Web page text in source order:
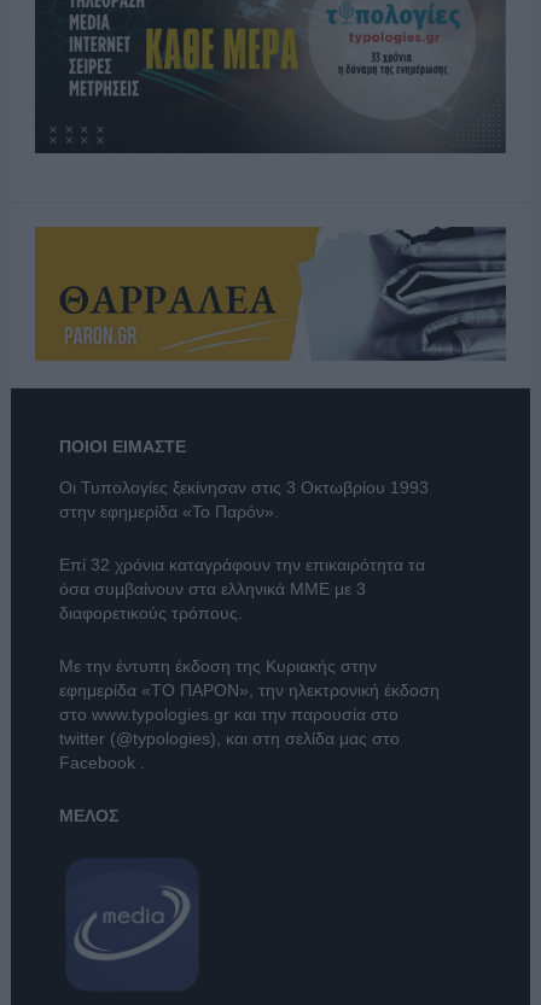
ΠΟΙΟΙ ΕΙΜΑΣΤΕ
Οι Τυπολογίες ξεκίνησαν στις 3 Οκτωβρίου 1993
στην εφημερίδα «Το Παρόν».
Επί 32 χρόνια καταγράφουν την επικαιρότητα τα
όσα συμβαίνουν στα ελληνικά ΜΜΕ με 3
διαφορετικούς τρόπους.
Με την έντυπη έκδοση της Κυριακής στην
εφημερίδα «ΤΟ ΠΑΡΟΝ» , την ηλεκτρονική έκδοση
στο www.typologies.grκαι την παρουσία στο
twitter (@typologies) , και στη σελίδα μας στο
Facebook
ΜΕΛΟΣ